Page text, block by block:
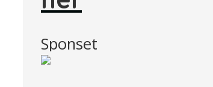
Sponset